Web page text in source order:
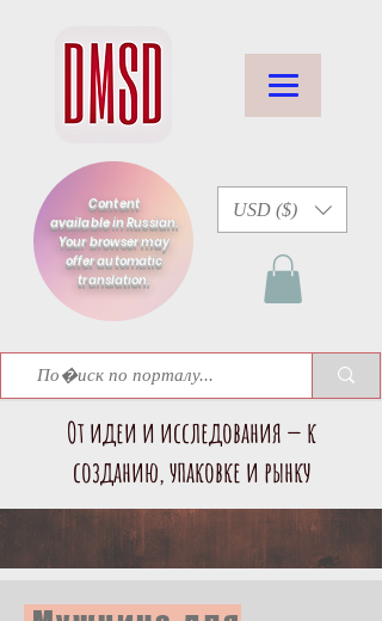
Content
available in Russian.
Your browser may
offer automatic
translation.
USD ($)
От идеи и исследования — к
созданию, упаковке и рынку